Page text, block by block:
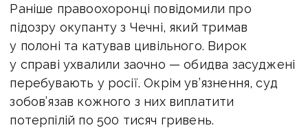
Раніше правоохоронці повідомили про
підозру окупанту з Чечні, який тримав
у полоні та катував цивільного. Вирок
у справі ухвалили заочно — обидва засуджені
перебувають у росії. Окрім ув’язнення, суд
зобов’язав кожного з них виплатити
потерпілій по 500 тисяч гривень.